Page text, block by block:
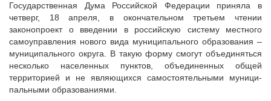
ПОЗДРАВЛЕНИЯ
Исполнительная дирекция
Ревизионная комиссия
Палаты Совета
Комитеты Совета
Правление Совета
Обработка персональных данных
Государственная Дума Рос­сийской Федерации приняла в
четверг, 18 апреля, в окон­чательном третьем чтении
законопроект о введении в российскую систему местного
самоуправления нового вида муниципального образования –
муниципального округа. В такую форму смогут объеди­няться
несколько населенных пунктов, объединенных общей
территорией и не являющихся самостоятельными муници­
пальными образованиями.